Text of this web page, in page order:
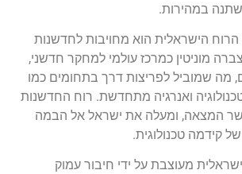
במהירות.
הישראלית הוא מחויבות לחדשנות
צברה מוניטין כמרכז עולמי למחקר חדשני,
מה שמוביל לפריצות דרך בתחומים כמו
ואנרגיה מתחדשת. רוח החדשנות
המצאה, ומעלה את ישראל אל הבמה
קידמה טכנולוגית.
מעוצבת על ידי חיבור עמוק